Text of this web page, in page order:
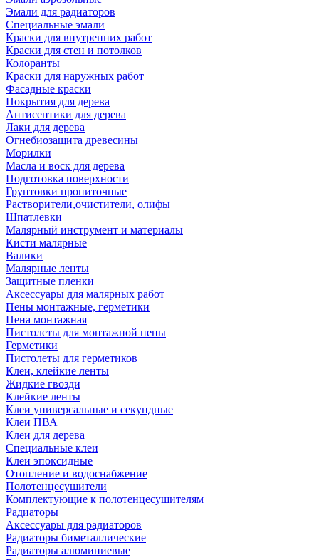
Эмали для радиаторов
Специальные эмали
Краски для внутренних работ
Краски для стен и потолков
Колоранты
Краски для наружных работ
Фасадные краски
Покрытия для дерева
Антисептики для дерева
Лаки для дерева
Огнебиозащита древесины
Морилки
Масла и воск для дерева
Подготовка поверхности
Грунтовки пропиточные
Растворители,очистители, олифы
Шпатлевки
Малярный инструмент и материалы
Кисти малярные
Валики
Малярные ленты
Защитные пленки
Аксессуары для малярных работ
Пены монтажные, герметики
Пена монтажная
Пистолеты для монтажной пены
Герметики
Пистолеты для герметиков
Клеи, клейкие ленты
Жидкие гвозди
Клейкие ленты
Клеи универсальные и секундные
Клеи ПВА
Клеи для дерева
Специальные клеи
Клеи эпоксидные
Отопление и водоснабжение
Полотенцесушители
Комплектующие к полотенцесушителям
Радиаторы
Аксессуары для радиаторов
Радиаторы биметаллические
Радиаторы алюминиевые